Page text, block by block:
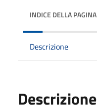
INDICE DELLA PAGINA
Descrizione
Descrizione